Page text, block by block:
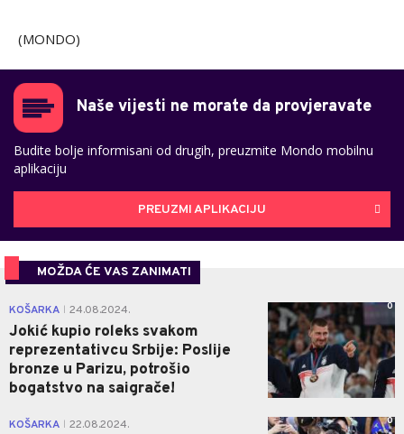
(MONDO)
Naše vijesti ne morate da provjeravate
Budite bolje informisani od drugih, preuzmite Mondo mobilnu
aplikaciju
PREUZMI APLIKACIJU
MOŽDA ĆE VAS ZANIMATI
KOŠARKA 24.08.2024.
Jokić kupio roleks svakom
reprezentativcu Srbije: Poslije
bronze u Parizu, potrošio
bogatstvo na saigrače!
0
KOŠARKA 22.08.2024. 0